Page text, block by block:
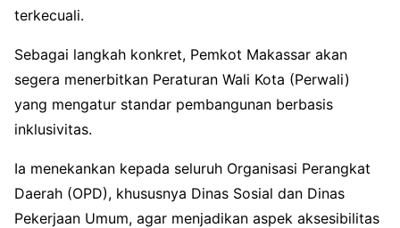
terkecuali.
Sebagai langkah konkret, Pemkot Makassar akan
segera menerbitkan Peraturan Wali Kota (Perwali)
yang mengatur standar pembangunan berbasis
inklusivitas.
Ia menekankan kepada seluruh Organisasi Perangkat
Daerah (OPD), khususnya Dinas Sosial dan Dinas
Pekerjaan Umum, agar menjadikan aspek aksesibilitas